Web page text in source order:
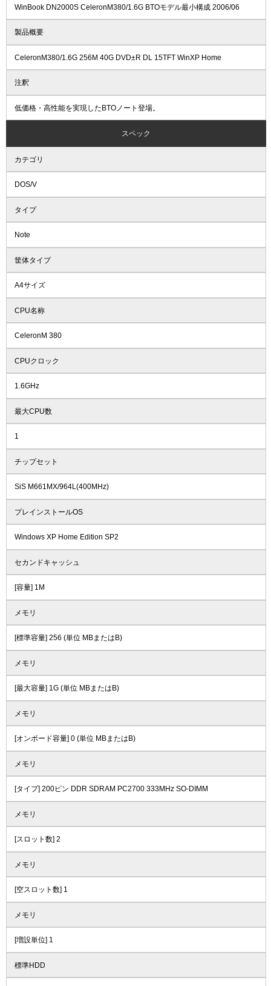
WinBook DN2000S CeleronM380/1.6G BTOモデル最小構成 2006/06
製品概要
CeleronM380/1.6G 256M 40G DVD±R DL 15TFT WinXP Home
注釈
低価格・高性能を実現したBTOノート登場。
スペック
カテゴリ
DOS/V
タイプ
Note
筐体タイプ
A4サイズ
CPU名称
CeleronM 380
CPUクロック
1.6GHz
最大CPU数
1
チップセット
SiS M661MX/964L(400MHz)
プレインストールOS
Windows XP Home Edition SP2
セカンドキャッシュ
[容量] 1M
メモリ
[標準容量] 256 (単位 MBまたはB)
メモリ
[最大容量] 1G (単位 MBまたはB)
メモリ
[オンボード容量] 0 (単位 MBまたはB)
メモリ
[タイプ] 200ピン DDR SDRAM PC2700 333MHz SO-DIMM
メモリ
[スロット数] 2
メモリ
[空スロット数] 1
メモリ
[増設単位] 1
標準HDD